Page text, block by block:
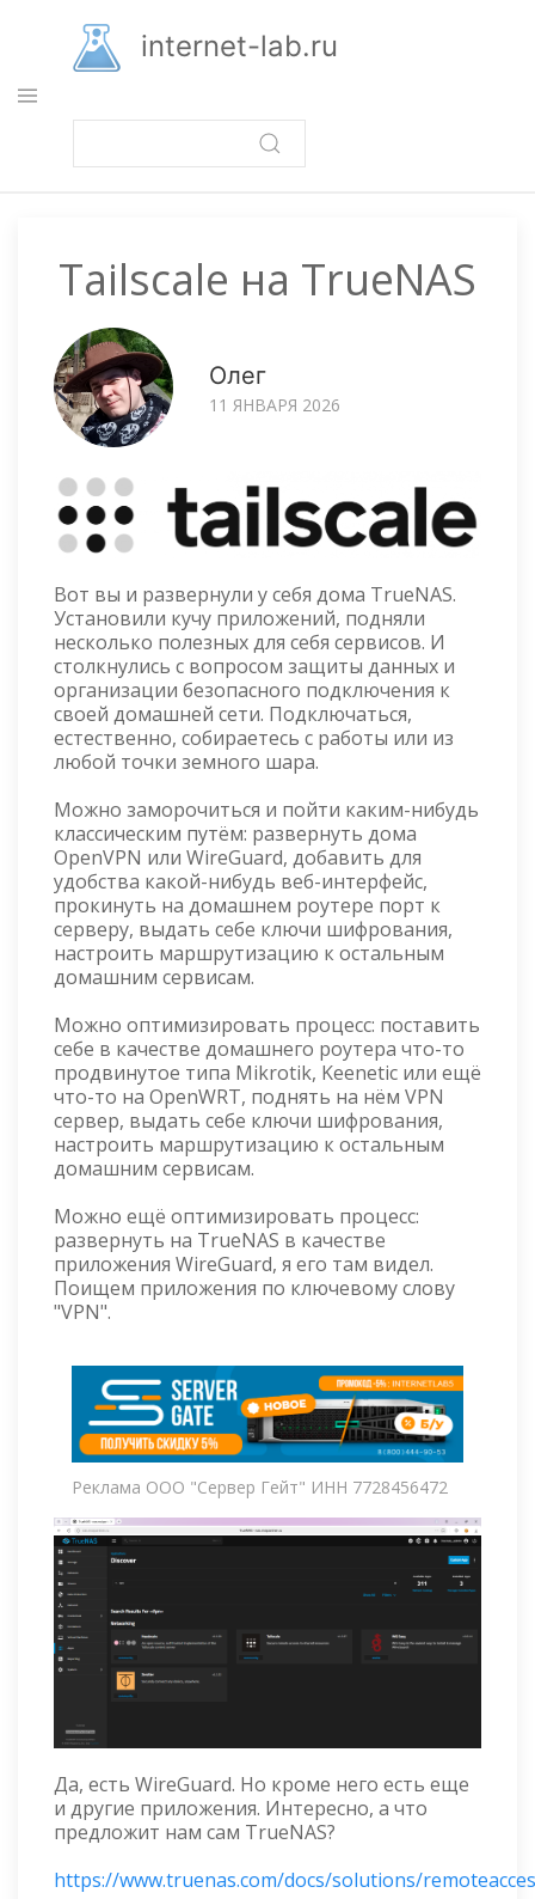
основному
содержанию
internet-lab.ru
Tailscale на TrueNAS
Олег
11 ЯНВАРЯ 2026
Вот вы и развернули у себя дома TrueNAS.
Установили кучу приложений, подняли
несколько полезных для себя сервисов. И
столкнулись с вопросом защиты данных и
организации безопасного подключения к
своей домашней сети. Подключаться,
естественно, собираетесь с работы или из
любой точки земного шара.
Можно заморочиться и пойти каким-нибудь
классическим путём: развернуть дома
OpenVPN или WireGuard, добавить для
удобства какой-нибудь веб-интерфейс,
прокинуть на домашнем роутере порт к
серверу, выдать себе ключи шифрования,
настроить маршрутизацию к остальным
домашним сервисам.
Можно оптимизировать процесс: поставить
себе в качестве домашнего роутера что-то
продвинутое типа Mikrotik, Keenetic или ещё
что-то на OpenWRT, поднять на нём VPN
сервер, выдать себе ключи шифрования,
настроить маршрутизацию к остальным
домашним сервисам.
Можно ещё оптимизировать процесс:
развернуть на TrueNAS в качестве
приложения WireGuard, я его там видел.
Поищем приложения по ключевому слову
"VPN".
Реклама ООО "Сервер Гейт" ИНН 7728456472
Да, есть WireGuard. Но кроме него есть еще
и другие приложения. Интересно, а что
предложит нам сам TrueNAS?
https://www.truenas.com/docs/solutions/